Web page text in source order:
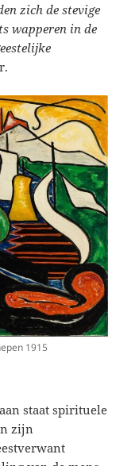
zich de stevige
wapperen in de
1915
staat spirituele
zijn